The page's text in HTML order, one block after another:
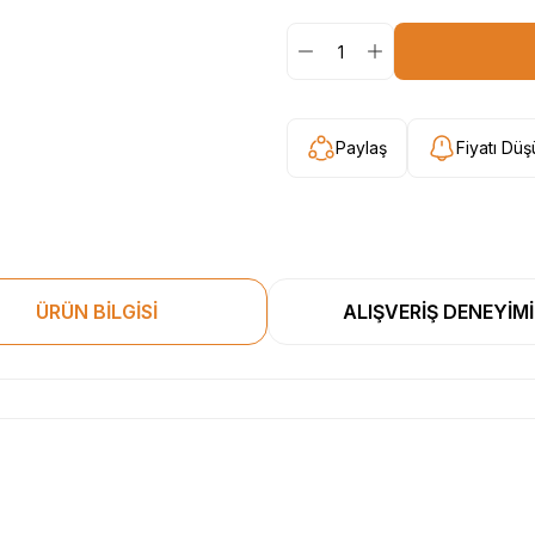
Paylaş Fiyatı
ÜRÜN BİLGİSİ ALIŞVERİŞ DENEYİMİ